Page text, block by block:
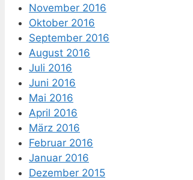
November 2016
Oktober 2016
September 2016
August 2016
Juli 2016
Juni 2016
Mai 2016
April 2016
März 2016
Februar 2016
Januar 2016
Dezember 2015